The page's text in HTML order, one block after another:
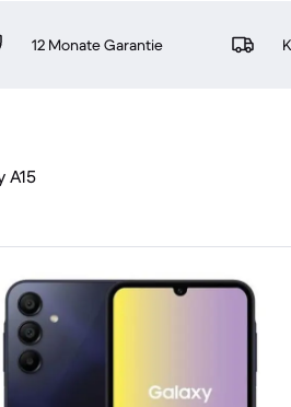
12 Monate Garantie
A15